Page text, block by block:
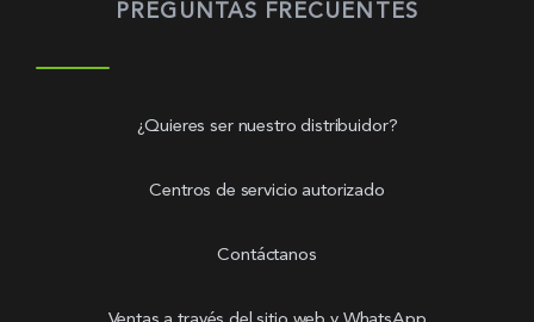
PREGUNTAS FRECUENTES
¿Quieres ser nuestro distribuidor?
Centros de servicio autorizado
Contáctanos